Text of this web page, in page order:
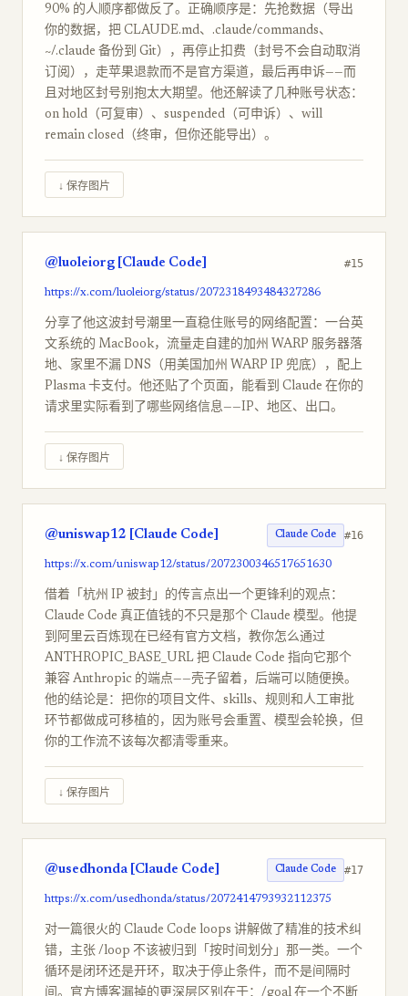
90% 的人顺序都做反了。正确顺序是：先抢数据（导出
你的数据，把 CLAUDE.md、.claude/commands、
~/.claude 备份到 Git），再停止扣费（封号不会自动取消
订阅），走苹果退款而不是官方渠道，最后再申诉——而
且对地区封号别抱太大期望。他还解读了几种账号状态：
on hold（可复审）、suspended（可申诉）、will
remain closed（终审，但你还能导出）。
↓ 保存图片
@luoleiorg [Claude Code] #15
https://x.com/luoleiorg/status/2072318493484327286
分享了他这波封号潮里一直稳住账号的网络配置：一台英
文系统的 MacBook，流量走自建的加州 WARP 服务器落
地、家里不漏 DNS（用美国加州 WARP IP 兜底），配上
Plasma 卡支付。他还贴了个页面，能看到 Claude 在你的
请求里实际看到了哪些网络信息——IP、地区、出口。
↓ 保存图片
@uniswap12 [Claude Code] Claude Code #16
https://x.com/uniswap12/status/2072300346517651630
借着「杭州 IP 被封」的传言点出一个更锋利的观点：
Claude Code 真正值钱的不只是那个 Claude 模型。他提
到阿里云百炼现在已经有官方文档，教你怎么通过
ANTHROPIC_BASE_URL 把 Claude Code 指向它那个
兼容 Anthropic 的端点——壳子留着，后端可以随便换。
他的结论是：把你的项目文件、skills、规则和人工审批
环节都做成可移植的，因为账号会重置、模型会轮换，但
你的工作流不该每次都清零重来。
↓ 保存图片
@usedhonda [Claude Code] Claude Code #17
https://x.com/usedhonda/status/2072414793932112375
对一篇很火的 Claude Code loops 讲解做了精准的技术纠
错，主张 /loop 不该被归到「按时间划分」那一类。一个
循环是闭环还是开环，取决于停止条件，而不是间隔时
间。官方博客漏掉的更深层区别在于：/goal 在一个不断